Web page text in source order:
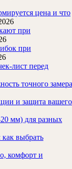
цена и что
при
при
лист перед
точного замера
и защита вашего
мм) для разных
как выбрать
комфорт и